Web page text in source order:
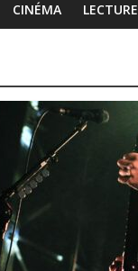
CINÉMA LECTURE